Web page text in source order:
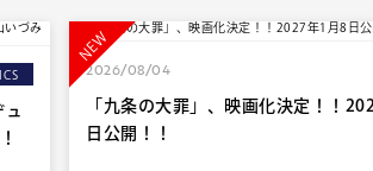
NEW
2026/08/04
「九条の大罪」、映画化決定！！
日公開！！